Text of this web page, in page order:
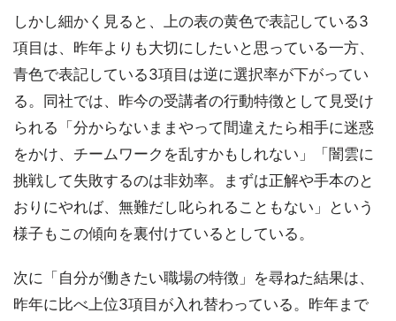
しかし細かく見ると、上の表の黄色で表記している3
項目は、昨年よりも大切にしたいと思っている一方、
青色で表記している3項目は逆に選択率が下がってい
る。同社では、昨今の受講者の行動特徴として見受け
られる「分からないままやって間違えたら相手に迷惑
をかけ、チームワークを乱すかもしれない」「闇雲に
挑戦して失敗するのは非効率。まずは正解や手本のと
おりにやれば、無難だし叱られることもない」という
様子もこの傾向を裏付けているとしている。
次に「自分が働きたい職場の特徴」を尋ねた結果は、
昨年に比べ上位3項目が入れ替わっている。昨年まで